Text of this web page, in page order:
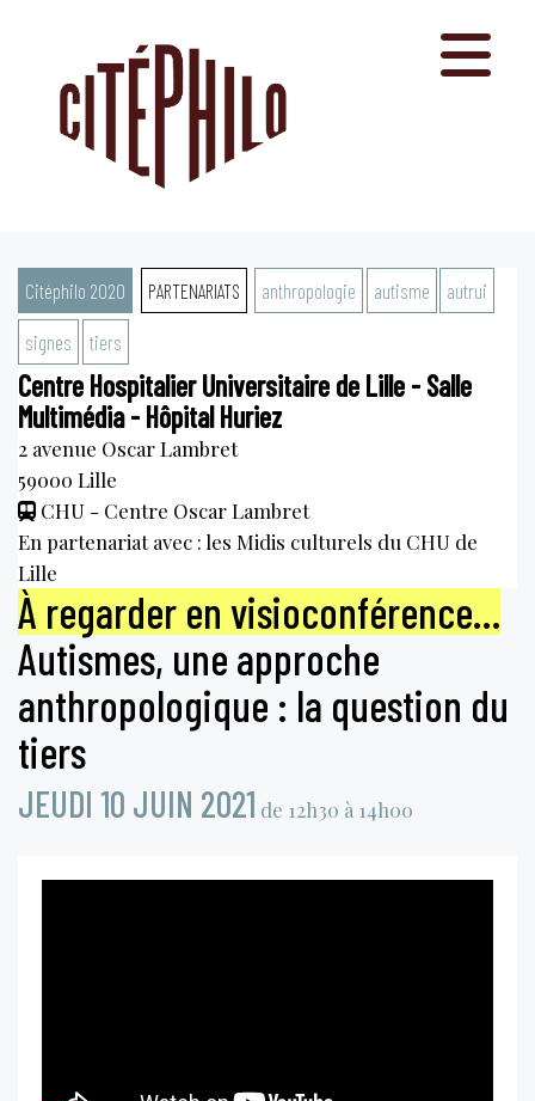
Citéphilo 2020 PARTENARIATS anthropologie autisme autrui
signes tiers
Centre Hospitalier Universitaire de Lille - Salle
Multimédia - Hôpital Huriez
2 avenue Oscar Lambret
59000 Lille
CHU - Centre Oscar Lambret
En partenariat avec : les Midis culturels du CHU de
Lille
À regarder en visioconférence…
Autismes, une approche
anthropologique : la question du
tiers
JEUDI 10 JUIN 2021 de 12h30 à 14h00